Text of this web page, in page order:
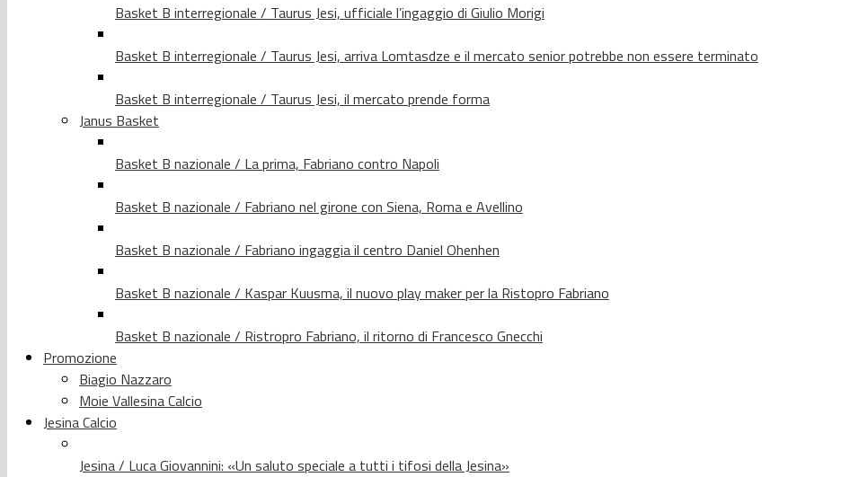
Basket B interregionale / Taurus Jesi, ufficiale l’ingaggio di Giulio Morigi
Basket B interregionale / Taurus Jesi, arriva Lomtasdze e il mercato senior potrebbe non essere terminato
Basket B interregionale / Taurus Jesi, il mercato prende forma
Janus Basket
Basket B nazionale / La prima, Fabriano contro Napoli
Basket B nazionale / Fabriano nel girone con Siena, Roma e Avellino
Basket B nazionale / Fabriano ingaggia il centro Daniel Ohenhen
Basket B nazionale / Kaspar Kuusma, il nuovo play maker per la Ristopro Fabriano
Basket B nazionale / Ristropro Fabriano, il ritorno di Francesco Gnecchi
Promozione
Biagio Nazzaro
Moie Vallesina Calcio
Jesina Calcio
Jesina / Luca Giovannini: «Un saluto speciale a tutti i tifosi della Jesina»